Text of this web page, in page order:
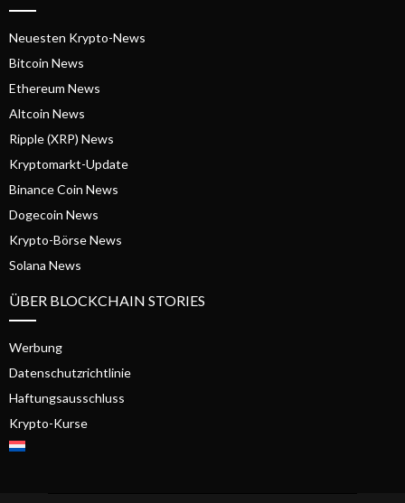
Neuesten Krypto-News
Bitcoin News
Ethereum News
Altcoin News
Ripple (XRP) News
Kryptomarkt-Update
Binance Coin News
Dogecoin News
Krypto-Börse News
Solana News
ÜBER BLOCKCHAIN STORIES
Werbung
Datenschutzrichtlinie
Haftungsausschluss
Krypto-Kurse